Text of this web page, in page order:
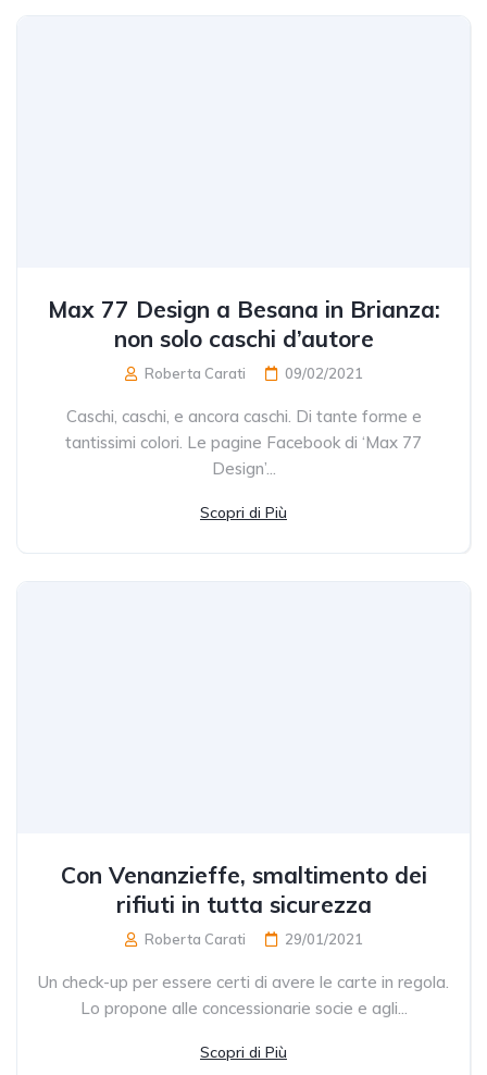
Max 77 Design a Besana in Brianza:
non solo caschi d’autore
Roberta Carati 09/02/2021
Caschi, caschi, e ancora caschi. Di tante forme e
tantissimi colori. Le pagine Facebook di ‘Max 77
Design’...
Scopri di Più
Con Venanzieffe, smaltimento dei
rifiuti in tutta sicurezza
Roberta Carati 29/01/2021
Un check-up per essere certi di avere le carte in regola.
Lo propone alle concessionarie socie e agli...
Scopri di Più